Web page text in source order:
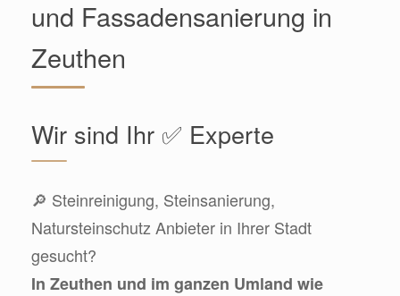
und Fassadensanierung in
Zeuthen
Wir sind Ihr ✅ Experte
🔎 Steinreinigung, Steinsanierung,
Natursteinschutz Anbieter in Ihrer Stadt
gesucht?
In Zeuthen und im ganzen Umland wie